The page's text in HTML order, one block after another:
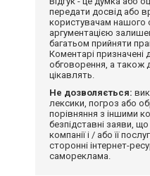
передати досвід або
користувачам нашого
аргументацією
багатьом прийняти
Коментарі призначені
обговорення, а також
цікавлять.
Не дозволяється:
лексики, погроз або
порівняння з іншими
безпідставні заяви,
компанії і / або її
сторонні інтернет-
самореклама.